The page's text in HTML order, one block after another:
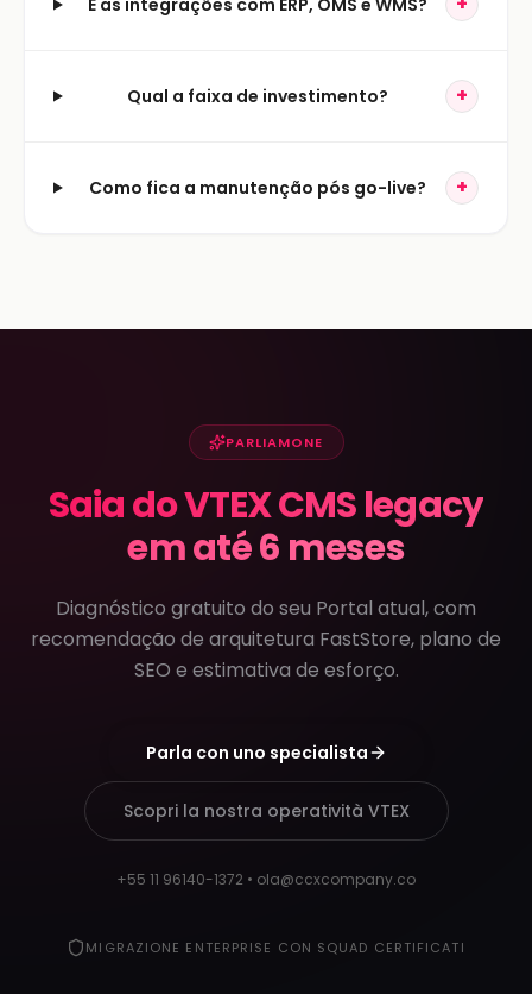
E as integrações com ERP, OMS e WMS?
Qual a faixa de investimento? +
Como fica a manutenção pós go-live? +
PARLIAMONE
Saia do VTEX CMS legacy
em até 6 meses
Diagnóstico gratuito do seu Portal atual, com
recomendação de arquitetura FastStore, plano de
SEO e estimativa de esforço.
Parla con uno specialista
Scopri la nostra operatività VTEX
+55 11 96140-1372 • ola@ccxcompany.co
MIGRAZIONE ENTERPRISE CON SQUAD CERTIFICATI